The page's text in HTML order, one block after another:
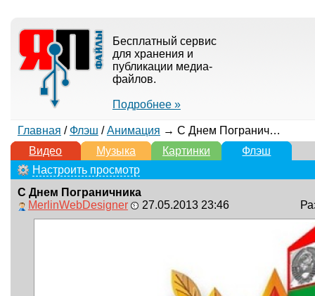
Бесплатный сервис
для хранения и
публикации медиа-
файлов.
Подробнее »
Главная / Флэш /Анимация → С Днем Пограничника
Видео
Музыка Картинки
Флэш
Настроить просмотр
С Днем Пограничника
MerlinWebDesigner
27.05.2013 23:46